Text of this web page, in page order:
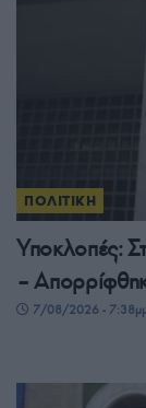
ΠΟΛΙΤΙΚΗ
Υποκλοπές:
–
7/08/2026 -